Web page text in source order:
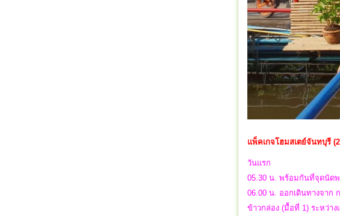
แพ็คเกจโฮมสเตย์จันทบุรี
วันแรก
05.30 น. พร้อมกันที่จุดนัดพ
06.00 น. ออกเดินทางจาก
ข้าวกล่อง (มื้อที่ 1) ระหว่าง